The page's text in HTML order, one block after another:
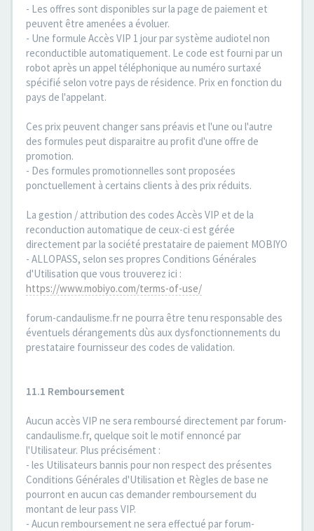
- Les offres sont disponibles sur la page de paiement et
peuvent être amenées a évoluer.
- Une formule Accès VIP 1 jour par système audiotel non
reconductible automatiquement. Le code est fourni par un
robot après un appel téléphonique au numéro surtaxé
spécifié selon votre pays de résidence. Prix en fonction du
pays de l'appelant.
Ces prix peuvent changer sans préavis et l'une ou l'autre
des formules peut disparaitre au profit d'une offre de
promotion.
- Des formules promotionnelles sont proposées
ponctuellement à certains clients à des prix réduits.
La gestion / attribution des codes Accès VIP et de la
reconduction automatique de ceux-ci est gérée
directement par la société prestataire de paiement MOBIYO
- ALLOPASS, selon ses propres Conditions Générales
d'Utilisation que vous trouverez ici :
https://www.mobiyo.com/terms-of-use/
forum-candaulisme.fr ne pourra être tenu responsable des
éventuels dérangements dùs aux dysfonctionnements du
prestataire fournisseur des codes de validation.
11.1 Remboursement
Aucun accès VIP ne sera remboursé directement par forum-
candaulisme.fr, quelque soit le motif ennoncé par
l'Utilisateur. Plus précisément :
- les Utilisateurs bannis pour non respect des présentes
Conditions Générales d'Utilisation et Règles de base ne
pourront en aucun cas demander remboursement du
montant de leur pass VIP.
- Aucun remboursement ne sera effectué par forum-